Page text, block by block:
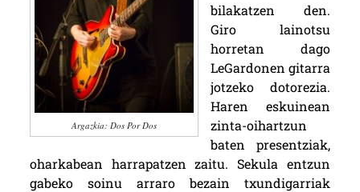
Argazkia: Dos Por Dos
bilakatzen den.
Giro lainotsu
horretan dago
LeGardonen gitarra
jotzeko dotorezia.
Haren eskuinean
zinta-oihartzun
baten presentziak,
oharkabean harrapatzen zaitu. Sekula entzun
gabeko soinu arraro bezain txundigarriak